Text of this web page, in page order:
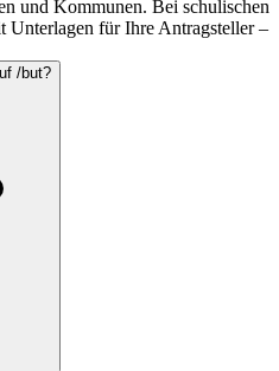
und Kommunen. Bei schulischen
Unterlagen für Ihre Antragsteller –
/but?